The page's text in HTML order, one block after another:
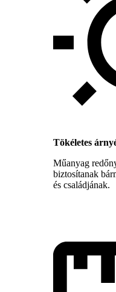
Tökéletes
Műanyag
biztosítanak
és családjának.